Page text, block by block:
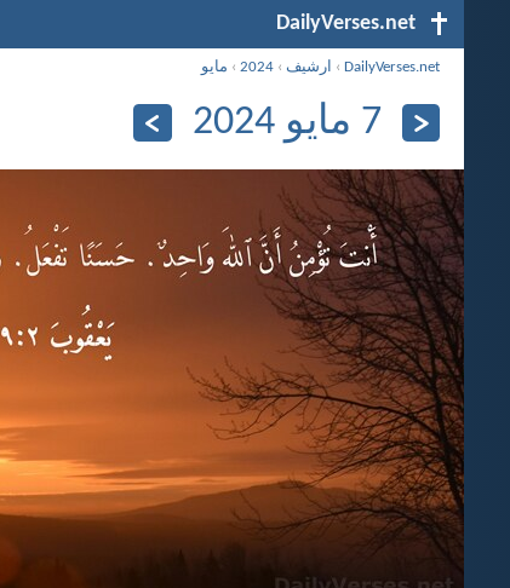
DailyVerses.net
DailyVerses.net
› ارشيف ›
2024
› مايو
7 مايو 2024